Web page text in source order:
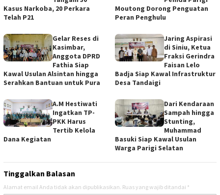
Kasus Narkoba, 20 Perkara
Telah P21
Moutong Dorong Penguatan
Peran Penghulu
Gelar Reses di
Kasimbar,
Anggota DPRD
Fathia Siap
Kawal Usulan Alsintan hingga
Serahkan Bantuan untuk Pura
Jaring Aspirasi
di Siniu, Ketua
Fraksi Gerindra
Faisan Lelo
Badja Siap Kawal Infrastruktur
Desa Tandaigi
A.M Hestiwati
Ingatkan TP-
PKK Harus
Tertib Kelola
Dana Kegiatan
Dari Kendaraan
Sampah hingga
Stunting,
Muhammad
Basuki Siap Kawal Usulan
Warga Parigi Selatan
Tinggalkan Balasan
Alamat email Anda tidak akan dipublikasikan. Ruas yang wajib ditandai *